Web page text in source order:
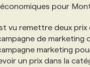
AVEC NOUS
pour
vu remettre deux
de marketing
marketing
un prix dans la